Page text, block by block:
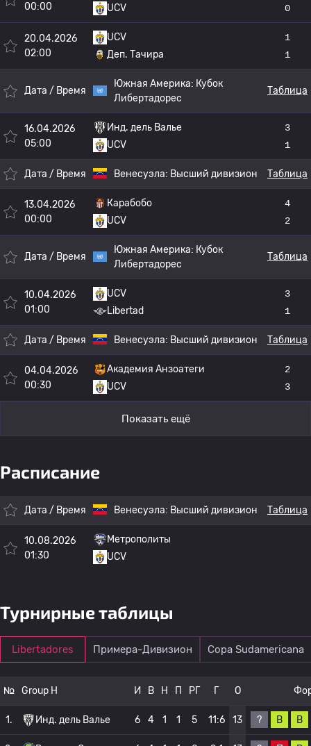
00:00
UCV
0
20.04.2026
02:00
UCV
Деп. Тачира
1
1
Дата / Время
Южная Америка: Кубок
Либертадорес
Таблица
16.04.2026
05:00
Инд. дель Валье
UCV
3
1
Дата / Время Венесуэла: Высший дивизион Таблица
13.04.2026
00:00
Карабобо
UCV
4
2
Дата / Время
Южная Америка: Кубок
Либертадорес
Таблица
10.04.2026
01:00
UCV
Libertad
3
1
Дата / Время Венесуэла: Высший дивизион Таблица
04.04.2026
00:30
Академия Анзоатеги
UCV
2
3
Показать ещё
Расписание
Дата / Время Венесуэла: Высший дивизион Таблица
10.08.2026
01:30
Метрополиты
UCV
Турнирные таблицы
Libertadores Примера-Дивизион Copa Sudamericana
№ Group H И В Н П РГ Г О
1. Инд. дель Валье 6 4 1 1 5 11:6 13 ? В В